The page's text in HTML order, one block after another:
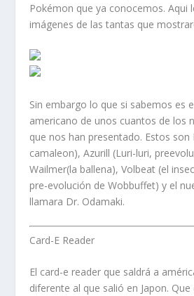
Pokémon que ya conocemos. Aqui
imágenes de las tantas que
Sin embargo lo que si sabemos es
americano de unos cuantos de los
que nos han presentado. Estos son
camaleon), Azurill (Luri-luri,
Wailmer(la ballena), Volbeat (el
pre-evolución de Wobbuffet) y el
llamara Dr. Odamaki.
Card-E Reader
El card-e reader que saldrá a
diferente al que salió en Japon.